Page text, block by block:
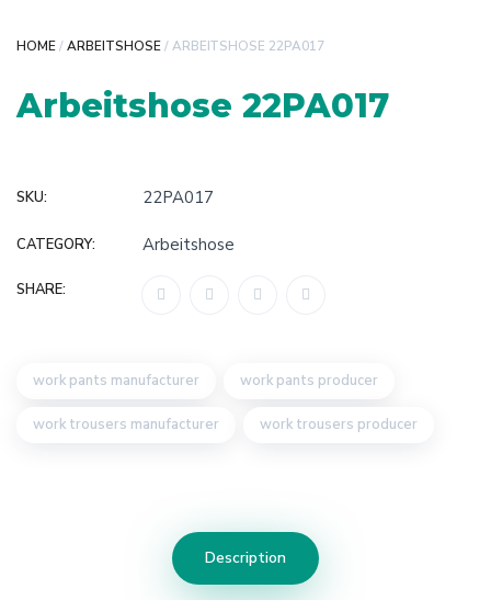
HOME/ARBEITSHOSE/ ARBEITSHOSE 22PA017
Arbeitshose 22PA017
SKU: 22PA017
CATEGORY: Arbeitshose
SHARE:
work pants manufacturer work pants producer
work trousers manufacturer work trousers producer
Description